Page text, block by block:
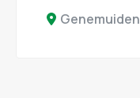
Genemuiden